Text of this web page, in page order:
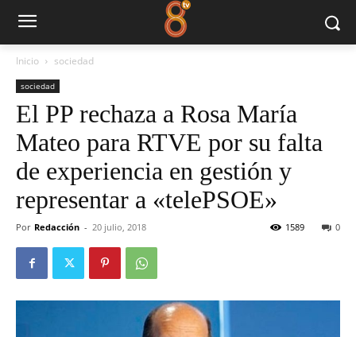
Inicio sociedad
sociedad
El PP rechaza a Rosa María
Mateo para RTVE por su falta
de experiencia en gestión y
representar a «telePSOE»
Por Redacción - 20 julio, 2018 0
1589